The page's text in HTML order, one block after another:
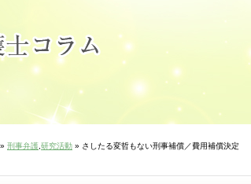
» 刑事弁護 研究活動 » さしたる変哲もない刑事補償／費用補償決定